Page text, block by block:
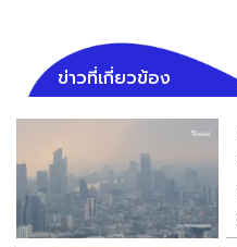
ข่าวที่เกี่ยวข้อง